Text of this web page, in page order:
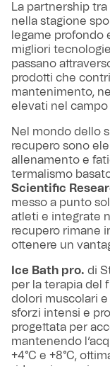
La partnership tra
nella stagione
legame profondo
migliori
passano
prodotti che
mantenimento,
elevati nel
Nel mondo dello
recupero sono
allenamento e
termalismo
Scientific
messo a punto
atleti e integrate
recupero rimane
ottenere un
Ice Bath pro. di
per la terapia del
dolori muscolari
sforzi intensi e
progettata per
mantenendo
+4°C e +8°C,